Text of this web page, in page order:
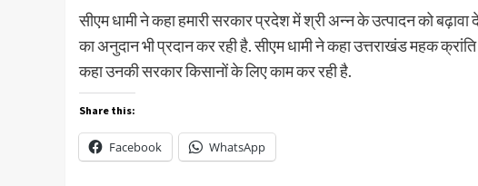
सीएम धामी ने कहा हमारी सरकार प्रदेश में श्री अन्न के उत्पादन को
का अनुदान भी प्रदान कर रही है. सीएम धामी ने कहा उत्तराखंड महक
कहा उनकी सरकार किसानों के लिए काम कर रही है.
Share this:
Facebook WhatsApp